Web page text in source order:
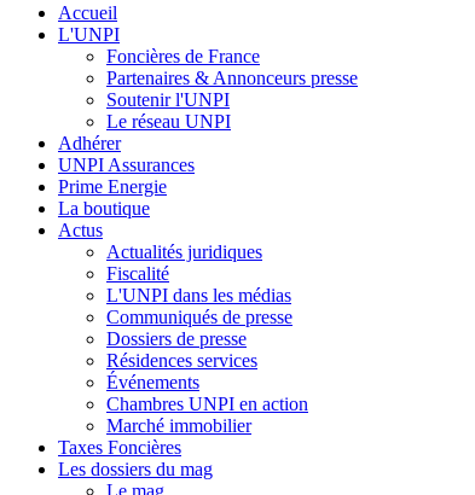
Accueil
L'UNPI
Foncières de France
Partenaires & Annonceurs presse
Soutenir l'UNPI
Le réseau UNPI
Adhérer
UNPI Assurances
Prime Energie
La boutique
Actus
Actualités juridiques
Fiscalité
L'UNPI dans les médias
Communiqués de presse
Dossiers de presse
Résidences services
Événements
Chambres UNPI en action
Marché immobilier
Taxes Foncières
Les dossiers du mag
Le mag